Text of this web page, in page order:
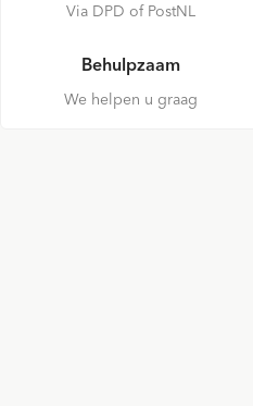
Via DPD of PostNL
Behulpzaam
We helpen u graag